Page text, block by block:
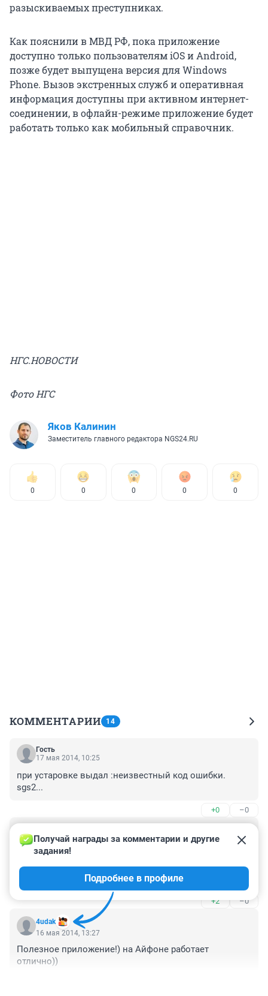
разыскиваемых преступниках.
Как пояснили в МВД РФ, пока приложение
доступно только пользователям iOS и Android,
позже будет выпущена версия для Windows
Phone. Вызов экстренных служб и оперативная
информация доступны при активном интернет-
соединении, в офлайн-режиме приложение будет
работать только как мобильный справочник.
НГС.НОВОСТИ
Фото НГС
Яков Калинин
Заместитель главного редактора NGS24.RU
0 0 0 0 0
КОММЕНТАРИИ 14
Гость
17 мая 2014, 10:25
при устаровке выдал :неизвестный код ошибки.
+0 –0
16 мая 2014, 22:32
Эх, а сделали бы еще не только для экстренных
вызовов, но и для повседневного использования -
сообщать о правнарушениях, распитиях, нерадивых
автолюбителях...
+2 –0
4udak
Получай награды за комментарии и другие
задания!
Подробнее в профиле
16 мая 2014, 13:27
Полезное приложение!) на Айфоне работает
отлично))